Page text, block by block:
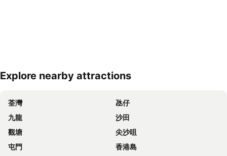
展開地圖
Explore nearby attractions
荃灣
氹仔
九龍
沙田
觀塘
尖沙咀
屯門
香港島